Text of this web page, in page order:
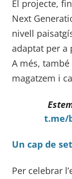
El projecte,
Next
nivell
adaptat per a
A més,
magatzem i
t.me/
Un cap de
Per celebrar